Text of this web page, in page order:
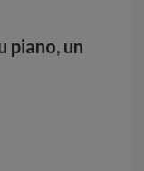
piano, un